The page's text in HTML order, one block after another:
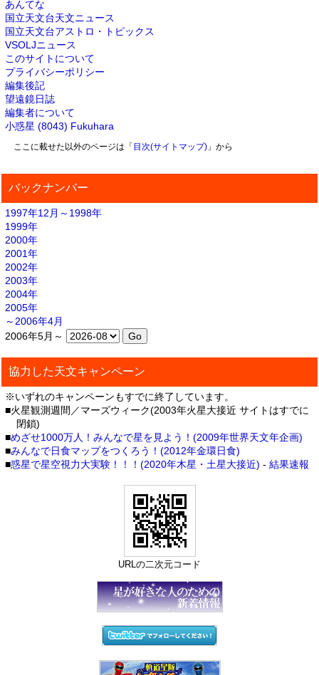
あんてな
国立天文台天文ニュース
国立天文台アストロ・トピックス
VSOLJニュース
このサイトについて
プライバシーポリシー
編集後記
望遠鏡日誌
編集者について
小惑星 (8043) Fukuhara
ここに載せた以外のページは「 目次(サイトマップ)」から
バックナンバー
1997年12月～1998年
1999年
2000年
2001年
2002年
2003年
2004年
2005年
～2006年4月
2006年5月～
協力した天文キャンペーン
※いずれのキャンペーンもすでに終了しています。
■火星観測週間／マーズウィーク(2003年火星大接近 サイトはすでに
閉鎖)
■めざせ1000万人！みんなで星を見よう！(2009年世界天文年企画)
■みんなで日食マップをつくろう！(2012年金環日食)
■惑星で星空視力大実験！！！(2020年木星・土星大接近) - 結果速報
URLの二次元コード